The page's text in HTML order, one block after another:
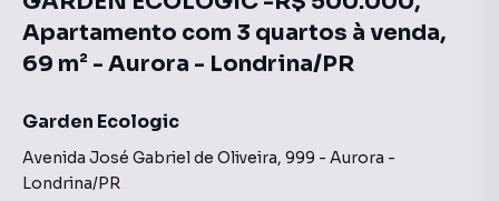
Apartamento com 3 quartos à venda,
69 m² - Aurora - Londrina/PR
Garden Ecologic
Avenida José Gabriel de Oliveira, 999 - Aurora -
Londrina/PR